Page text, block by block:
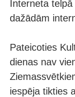
Interneta
dažādām
Pateicoties
dienas nav
iespēja tikties